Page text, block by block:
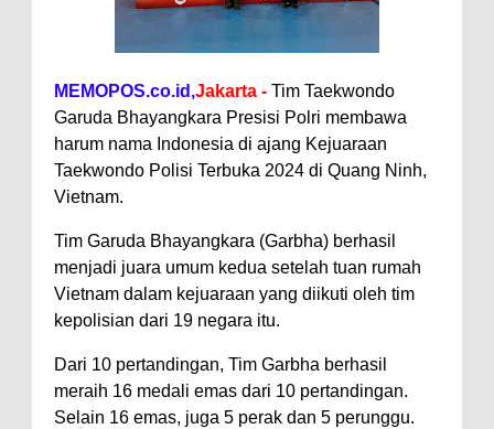
MEMOPOS.co.id,Jakarta - Tim Taekwondo
Garuda Bhayangkara Presisi Polri membawa
harum nama Indonesia di ajang Kejuaraan
Taekwondo Polisi Terbuka 2024 di Quang Ninh,
Vietnam.
Tim Garuda Bhayangkara (Garbha) berhasil
menjadi juara umum kedua setelah tuan rumah
Vietnam dalam kejuaraan yang diikuti oleh tim
kepolisian dari 19 negara itu.
Dari 10 pertandingan, Tim Garbha berhasil
meraih 16 medali emas dari 10 pertandingan.
Selain 16 emas, juga 5 perak dan 5 perunggu.